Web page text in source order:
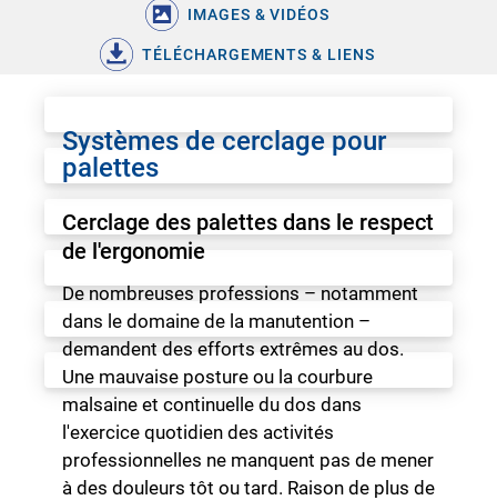
IMAGES & VIDÉOS
TÉLÉCHARGEMENTS & LIENS
Systèmes de cerclage pour
palettes
Cerclage des palettes dans le respect
de l'ergonomie
De nombreuses professions – notamment
dans le domaine de la manutention –
demandent des efforts extrêmes au dos.
Une mauvaise posture ou la courbure
malsaine et continuelle du dos dans
l'exercice quotidien des activités
professionnelles ne manquent pas de mener
à des douleurs tôt ou tard. Raison de plus de